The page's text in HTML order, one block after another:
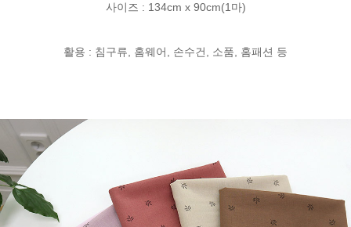
사이즈 : 134cm x 90cm(1마)
활용 : 침구류, 홈웨어, 손수건, 소품, 홈패션 등